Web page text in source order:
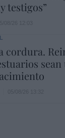
testigos”
cordura.